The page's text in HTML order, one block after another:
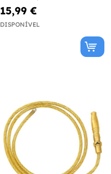
15,99 €
DISPONÍVEL